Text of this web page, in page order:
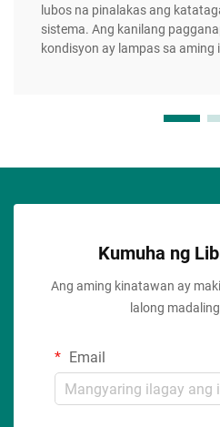
lubos na pinalakas ang
sistema. Ang kanilang
kondisyon ay lampas sa aming
Kumuha ng
Ang aming kinatawan ay
lalong
Email